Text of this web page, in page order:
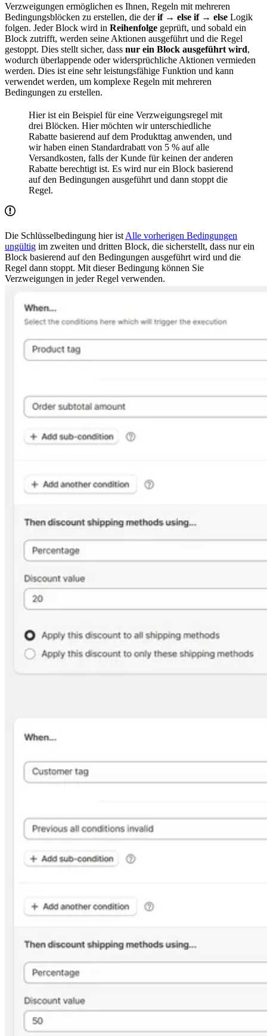
Verzweigungen ermöglichen es Ihnen, Regeln mit mehreren
Bedingungsblöcken zu erstellen, die derif → else if → else Logik
folgen. Jeder Block wird in Reihenfolge geprüft, und sobald ein
Block zutrifft, werden seine Aktionen ausgeführt und die Regel
gestoppt. Dies stellt sicher, dass nur ein Block ausgeführt wird,
wodurch überlappende oder widersprüchliche Aktionen vermieden
werden. Dies ist eine sehr leistungsfähige Funktion und kann
verwendet werden, um komplexe Regeln mit mehreren
Bedingungen zu erstellen.
Hier ist ein Beispiel für eine Verzweigungsregel mit
drei Blöcken. Hier möchten wir unterschiedliche
Rabatte basierend auf dem Produkttag anwenden, und
wir haben einen Standardrabatt von 5 % auf alle
Versandkosten, falls der Kunde für keinen der anderen
Rabatte berechtigt ist. Es wird nur ein Block basierend
auf den Bedingungen ausgeführt und dann stoppt die
Regel.
Die Schlüsselbedingung hier ist Alle vorherigen Bedingungen
ungültig im zweiten und dritten Block, die sicherstellt, dass nur ein
Block basierend auf den Bedingungen ausgeführt wird und die
Regel dann stoppt. Mit dieser Bedingung können Sie
Verzweigungen in jeder Regel verwenden.